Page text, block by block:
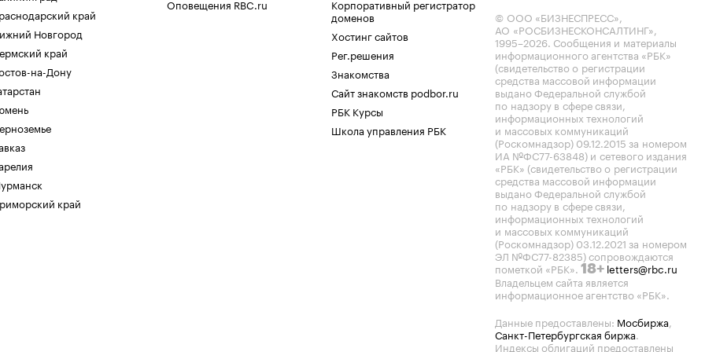
край
Новгород
край
на-Дону
край
Оповещения RBC.ru
Корпоративный регистратор
доменов
Хостинг сайтов
Рег.решения
Знакомства
Сайт знакомств podbor.ru
РБК Курсы
Школа управления РБК
© ООО «БИЗНЕСПРЕСС»,
АО «РОСБИЗНЕСКОНСАЛТИНГ»,
1995–2026. Сообщения и материалы
информационного агентства «РБК»
(свидетельство о регистрации
средства массовой информации
выдано Федеральной службой
по надзору в сфере связи,
информационных технологий
и массовых коммуникаций
(Роскомнадзор) 09.12.2015 за номером
ИА №ФС77-63848) и сетевого издания
«РБК» (свидетельство о регистрации
средства массовой информации
выдано Федеральной службой
по надзору в сфере связи,
информационных технологий
и массовых коммуникаций
(Роскомнадзор) 03.12.2021 за номером
ЭЛ №ФС77-82385) сопровождаются
пометкой «РБК». 18+ letters@rbc.ru
Владельцем сайта является
информационное агентство «РБК».
Данные предоставлены: Мосбиржа,
Санкт-Петербургская биржа.
Индексы облигаций предоставлены